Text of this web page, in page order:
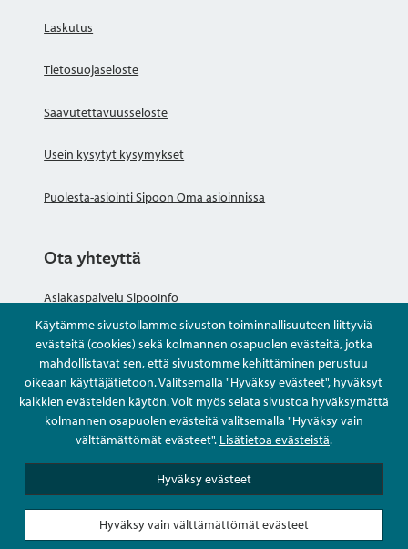
Käytämme sivustollamme sivuston toiminnallisuuteen liittyviä
evästeitä (cookies) sekä kolmannen osapuolen evästeitä, jotka
mahdollistavat sen, että sivustomme kehittäminen perustuu
oikeaan käyttäjätietoon. Valitsemalla "Hyväksy evästeet", hyväksyt
kaikkien evästeiden käytön. Voit myös selata sivustoa hyväksymättä
kolmannen osapuolen evästeitä valitsemalla "Hyväksy vain
välttämättömät evästeet". Lisätietoa evästeistä.
Hyväksy evästeet
Hyväksy vain välttämättömät evästeet
Laskutus
Tietosuojaseloste
Saavutettavuusseloste
Usein kysytyt kysymykset
Puolesta-asiointi Sipoon Oma asioinnissa
Ota yhteyttä
Asiakaspalvelu SipooInfo
Anna palautetta nimettömästi
Kysy tai asioi
Yhteystiedot